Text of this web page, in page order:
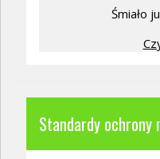
Śmiało
Standardy ochrony